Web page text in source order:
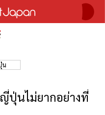
น
ปุ่นไม่ยากอย่างที่